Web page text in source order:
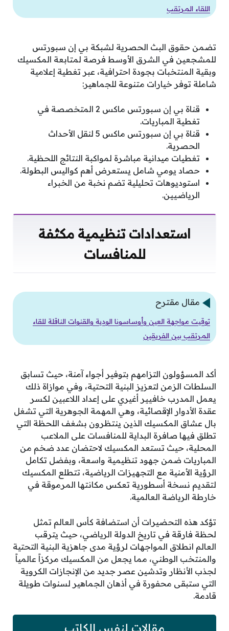
اللقاء المرتقب
تضمن حقوق البث الحصرية لشبكة بي إن سبورتس
للمشجعين في الشرق الأوسط فرصة لمتابعة المكسيك
وبقية المنتخبات بجودة احترافية، عبر تغطية إعلامية
شاملة توفر خيارات متنوعة للجماهير:
قناة بي إن سبورتس ماكس 2 المتخصصة في
تغطية المباريات.
قناة بي إن سبورتس ماكس 5 لنقل الأحداث
الحصرية.
تغطيات ميدانية مباشرة لمواكبة النتائج اللحظية.
حصاد يومي شامل يستعرض أهم كواليس البطولة.
استوديوهات تحليلية تضم نخبة من الخبراء
الرياضيين.
استعدادات تنظيمية مكثفة
للمنافسات
مقال مقترح
توقيت مواجهة العين وأوساسونا الودية والقنوات الناقلة للقاء
المرتقب بين الفريقين
أكد المسؤولون التزامهم بتوفير أجواء آمنة، حيث تسابق
السلطات الزمن لتعزيز البنية التحتية، وفي موازاة ذلك
يعمل المدرب خافيير أغيري على إعداد اللاعبين لكسر
عقدة الأدوار الإقصائية، وهي المهمة الجوهرية التي تشغل
بال عشاق المكسيك الذين ينتظرون بشغف اللحظة التي
تطلق فيها صافرة البداية للمنافسات على الملاعب
المحلية، حيث تستعد المكسيك لاحتضان عدد ضخم من
المباريات ضمن جهود تنظيمية واسعة، وبفضل تكامل
الرؤية الأمنية مع التجهيزات الرياضية، تتطلع المكسيك
لتقديم نسخة أسطورية تعكس مكانتها المرموقة في
خارطة الرياضة العالمية.
تؤكد هذه التحضيرات أن استضافة كأس العالم تمثل
لحظة فارقة في تاريخ الدولة الرياضي، حيث يترقب
العالم انطلاق المواجهات لرؤية مدى جاهزية البنية التحتية
والمنتخب الوطني، مما يجعل من المكسيك مركزاً عالمياً
لجذب الأنظار وتدشين عصر جديد من الإنجازات الكروية
التي ستبقى محفورة في أذهان الجماهير لسنوات طويلة
قادمة.
مقالات لنفس الكاتب